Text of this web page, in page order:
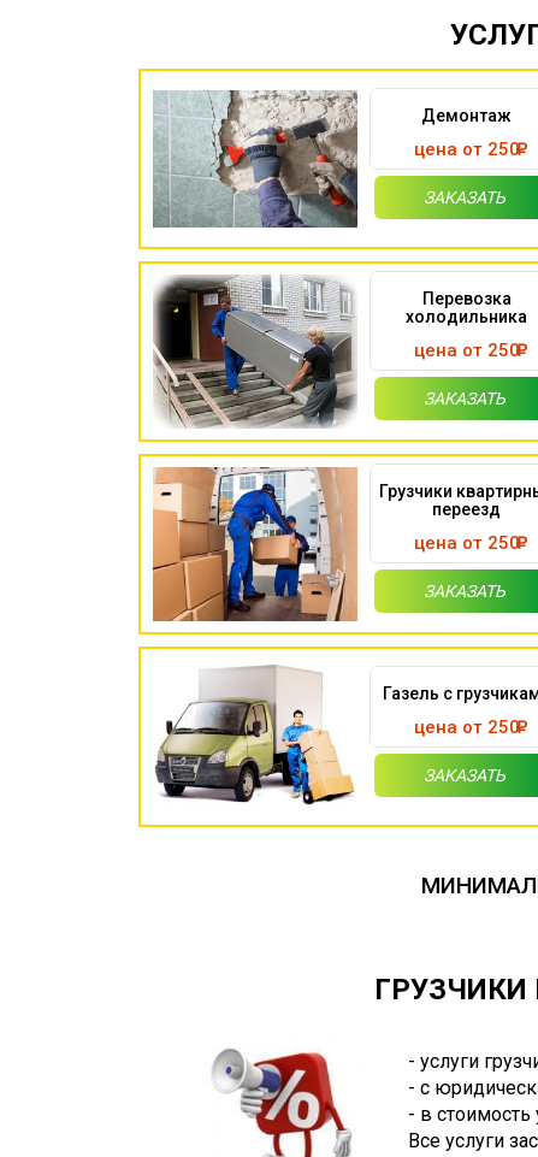
Демонтаж
цена от 250
ЗАКАЗАТЬ
Перевозка
холодильника
цена от 250
ЗАКАЗАТЬ
Грузчики
переезд
цена от 250
ЗАКАЗАТЬ
Газель с
цена от 250
ЗАКАЗАТЬ
- услуги
- с
- в стоимость
Все услуги